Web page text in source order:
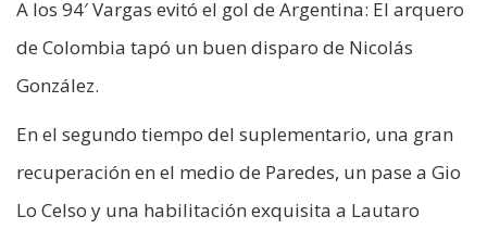
A los 94′ Vargas evitó el gol de Argentina: El arquero
de Colombia tapó un buen disparo de Nicolás
González.
En el segundo tiempo del suplementario, una gran
recuperación en el medio de Paredes, un pase a Gio
Lo Celso y una habilitación exquisita a Lautaro